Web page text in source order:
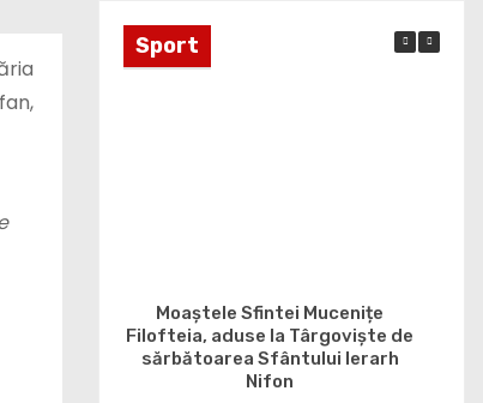
Sport
Moaștele Sfintei Mucenițe
Filofteia, aduse la Târgoviște de
sărbătoarea Sfântului Ierarh
Nifon